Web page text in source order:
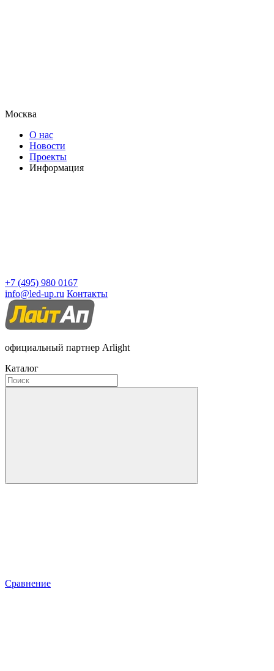
Москва
О нас
Новости
Проекты
Информация
+7 (495) 980 0167
info@led-up.ru Контакты
официальный партнер Arlight
Каталог
Сравнение